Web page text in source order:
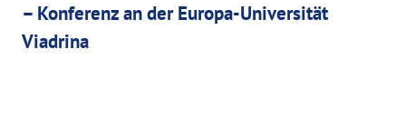
– Konferenz an der Europa-Universität
Viadrina